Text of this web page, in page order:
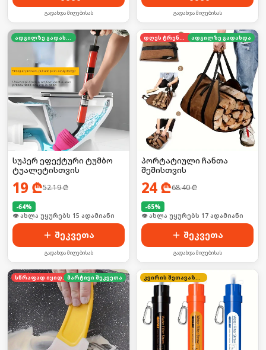
გადახდა მიღებისას გადახდა მიღებისას
ადგილზე გადახდა
სუპერ ეფექტური ტუმბო
ტუალეტისთვის
19 ₾52.19₾
-64%
🛒 ბოლო 24სთ-ში იყიდა 23-მა
შეკვეთა
გადახდა მიღებისას
დღეს ტრენდში ადგილზე გადახდა
პორტატიული ჩანთა
შეშისთვის
24₾68.40₾
-65%
🛒 ბოლო 24სთ-ში იყიდა 27-მა
შეკვეთა
გადახდა მიღებისას
სწრაფად იყიდებამარტივი შეკვეთა კვირის შეთავაზება